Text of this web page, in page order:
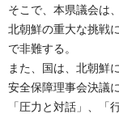
そこで、本県議会は
北朝鮮の重大な挑戦
で非難する。
また、国は、北朝鮮
安全保障理事会決議
「圧力と対話」、「